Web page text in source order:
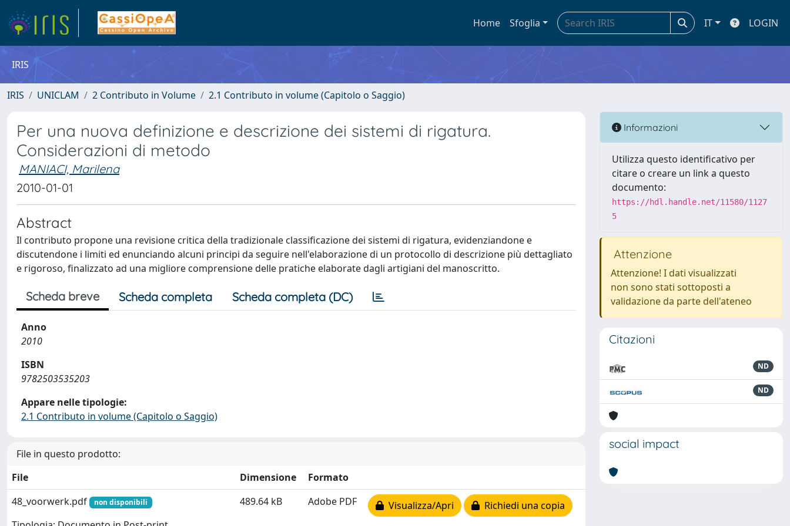
Home Sfoglia IT LOGIN
IRIS
IRIS UNICLAM 2 Contributo in Volume 2.1 Contributo in volume (Capitolo o Saggio)
Per una nuova definizione e descrizione dei sistemi di rigatura.
Considerazioni di metodo
MANIACI, Marilena
2010-01-01
Abstract
Il contributo propone una revisione critica della tradizionale classificazione dei sistemi di rigatura, evidenziandone e
discutendone i limiti ed enunciando alcuni principi da seguire nell'elaborazione di un protocollo di descrizione più dettagliato
e rigoroso, finalizzato ad una migliore comprensione delle pratiche elaborate dagli artigiani del manoscritto.
Scheda breve Scheda completa Scheda completa (DC)
Anno
2010
ISBN
9782503535203
Appare nelle tipologie:
2.1 Contributo in volume (Capitolo o Saggio)
File in questo prodotto:
File
Dimensione
Formato
48_voorwerk.pdf
non disponibili 489.64 kB Adobe PDF Visualizza/Apri Richiedi una copia
Informazioni
Utilizza questo identificativo per
citare o creare un link a questo
documento:
https://hdl.handle.net/11580/1127
5
Attenzione
Attenzione! I dati visualizzati
non sono stati sottoposti a
validazione da parte dell'ateneo
Citazioni
ND
ND
social impact